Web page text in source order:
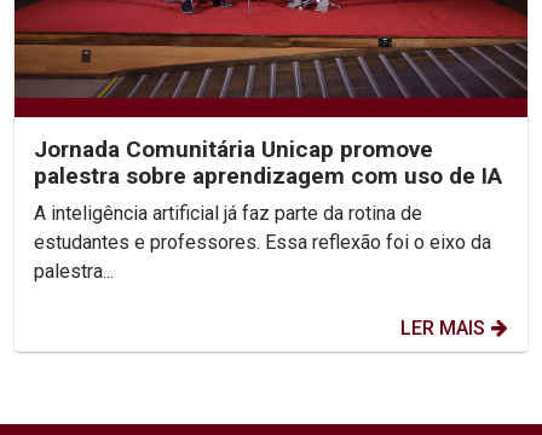
Jornada Comunitária Unicap promove
palestra sobre aprendizagem com uso de IA
A inteligência artificial já faz parte da rotina de
estudantes e professores. Essa reflexão foi o eixo da
palestra...
LER MAIS